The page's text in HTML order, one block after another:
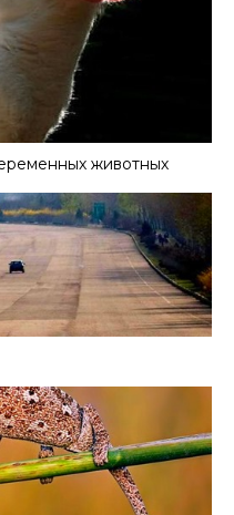
животных